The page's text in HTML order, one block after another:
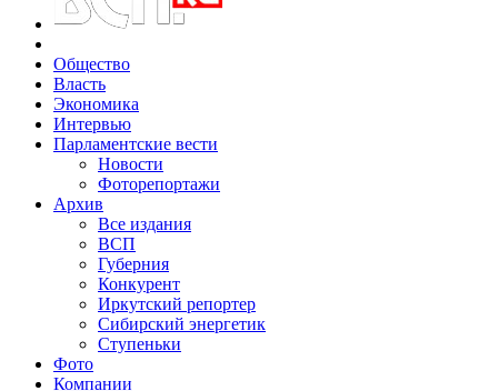
Общество
Власть
Экономика
Интервью
Парламентские вести
Новости
Фоторепортажи
Архив
Все издания
ВСП
Губерния
Конкурент
Иркутский репортер
Сибирский энергетик
Ступеньки
Фото
Компании